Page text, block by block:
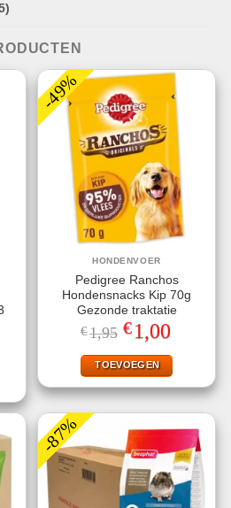
-49%
HONDENVOER
Pedigree Ranchos
Hondensnacks Kip 70g
Gezonde traktatie
€1,95 Oorspronkelijke
prijs
was:
€1,95.
€1,00
is:
€1,00.
TOEVOEGEN
-87%